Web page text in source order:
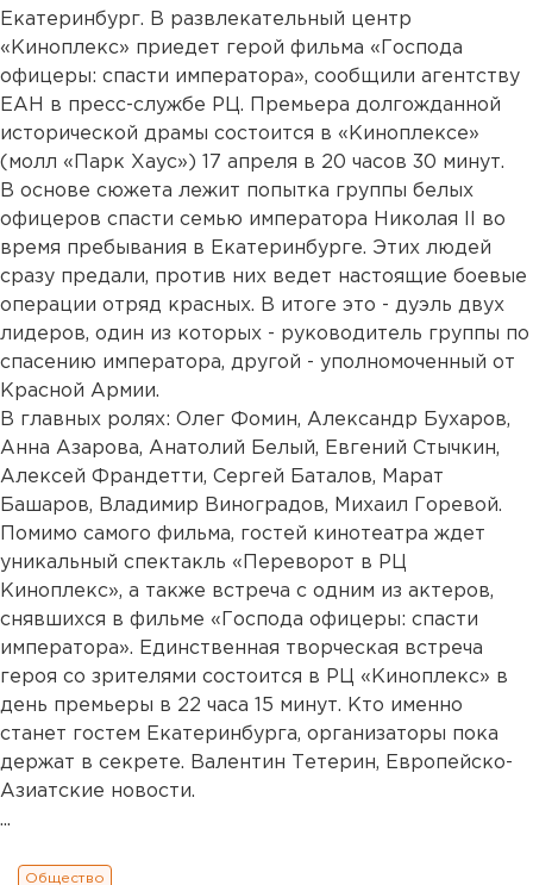
Екатеринбург. В развлекательный центр
«Киноплекс» приедет герой фильма «Господа
офицеры: спасти императора», сообщили агентству
ЕАН в пресс-службе РЦ. Премьера долгожданной
исторической драмы состоится в «Киноплексе»
(молл «Парк Хаус») 17 апреля в 20 часов 30 минут.
В основе сюжета лежит попытка группы белых
офицеров спасти семью императора Николая II во
время пребывания в Екатеринбурге. Этих людей
сразу предали, против них ведет настоящие боевые
операции отряд красных. В итоге это - дуэль двух
лидеров, один из которых - руководитель группы по
спасению императора, другой - уполномоченный от
Красной Армии.
В главных ролях: Олег Фомин, Александр Бухаров,
Анна Азарова, Анатолий Белый, Евгений Стычкин,
Алексей Франдетти, Сергей Баталов, Марат
Башаров, Владимир Виноградов, Михаил Горевой.
Помимо самого фильма, гостей кинотеатра ждет
уникальный спектакль «Переворот в РЦ
Киноплекс», а также встреча с одним из актеров,
снявшихся в фильме «Господа офицеры: спасти
императора». Единственная творческая встреча
героя со зрителями состоится в РЦ «Киноплекс» в
день премьеры в 22 часа 15 минут. Кто именно
станет гостем Екатеринбурга, организаторы пока
держат в секрете. Валентин Тетерин, Европейско-
Азиатские новости.
...
Общество